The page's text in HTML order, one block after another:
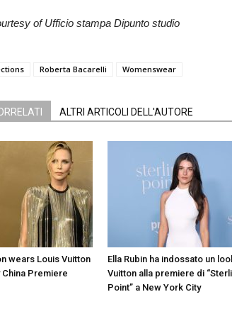
of Ufficio stampa Dipunto studio
Roberta Bacarelli Womenswear
ALTRI ARTICOLI DELL'AUTORE
wears Louis Vuitton
China Premiere
Ella Rubin ha indossato un
Vuitton alla premiere di
Point” a New York City